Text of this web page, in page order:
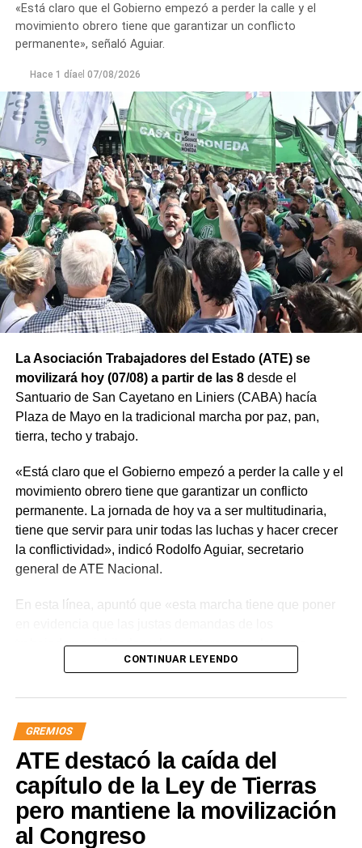
«Está claro que el Gobierno empezó a perder la calle y el
movimiento obrero tiene que garantizar un conflicto
permanente», señaló Aguiar.
Hace 1 díael 07/08/2026
La Asociación Trabajadores del Estado (ATE) se
movilizará hoy (07/08) a partir de las 8desde el
Santuario de San Cayetano en Liniers (CABA) hacía
Plaza de Mayo en la tradicional marcha por paz, pan,
tierra, techo y trabajo.
«Está claro que el Gobierno empezó a perder la calle y el
movimiento obrero tiene que garantizar un conflicto
permanente. La jornada de hoy va a ser multitudinaria,
tiene que servir para unir todas las luchas y hacer crecer
la conflictividad», indicó Rodolfo Aguiar, secretario
general de ATE Nacional.
En esta línea, apuntó que «esta marcha tiene que poner
trabajadores, jubilados y los sectores populares no
encuentran respuestas, y que el gobierno es el exclusivo
mayoría de la sociedad».
«Lo demuestran las encuestas, a Milei se le están
terminando las balas. Tiene que saber que empezamos a
ir por él», sentenció Aguiar.
Las movilizaciones además se replicarán en todas las
provincias en el marco de la Jornada Nacional de
CONTINUAR LEYENDO
GREMIOS
ATE destacó la caída del
capítulo de la Ley de Tierras
pero mantiene la movilización
al Congreso